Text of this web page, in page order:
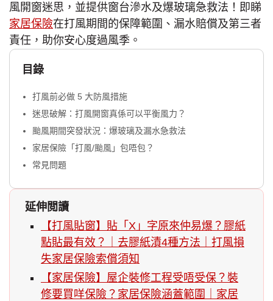
風開窗迷思，並提供窗台滲水及爆玻璃急救法！即睇
家居保險在打風期間的保障範圍、漏水賠償及第三者
責任，助你安心度過風季。
目錄
打風前必做 5 大防風措施
迷思破解：打風開窗真係可以平衡風力？
颱風期間突發狀況：爆玻璃及漏水急救法
家居保險「打風/颱風」包唔包？
常見問題
延伸閲讀
【打風貼窗】貼「X」字原來仲易爆？膠紙
點貼最有效？｜去膠紙漬4種方法｜打風損
失家居保險索償須知
【家居保險】屋企裝修工程受唔受保？裝
修要買咩保險？家居保險涵蓋範圍｜家居